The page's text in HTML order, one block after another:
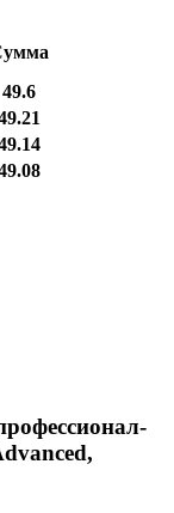
49.6